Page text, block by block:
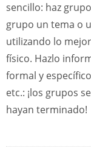
sencillo: haz
grupo un tema o
utilizando lo
físico. Hazlo
formal y
etc.: ¡los grupos
hayan terminado!